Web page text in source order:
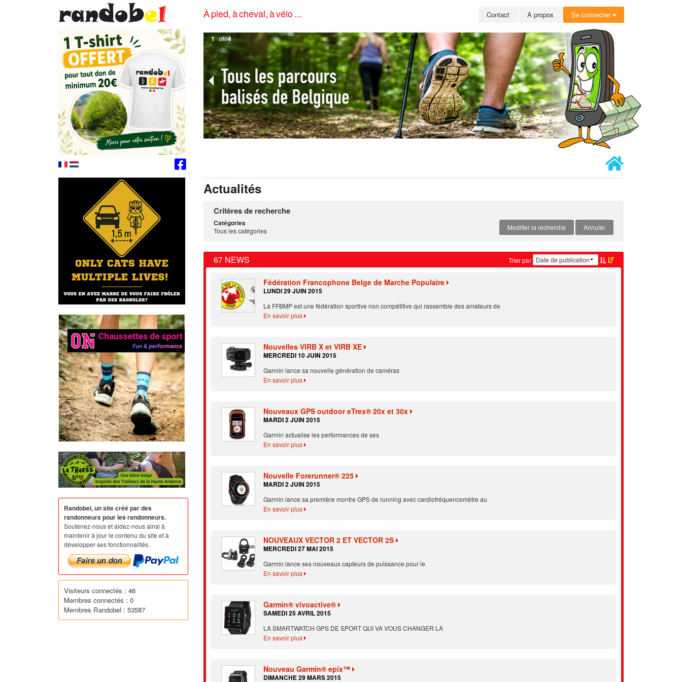
À pied, à cheval, à vélo ... Contact A propos Se connecter
1 of 4
Actualités
Critères de recherche
Catégories
Tous les catégories Modifier la recherche Annuler
Trier par
67 NEWS
Fédération Francophone Belge de Marche Populaire
LUNDI 29 JUIN 2015
La FFBMP est une fédération sportive non compétitive qui rassemble des amateurs de
En savoir plus
Nouvelles VIRB X et VIRB XE
MERCREDI 10 JUIN 2015
Garmin lance sa nouvelle génération de caméras
En savoir plus
Nouveaux GPS outdoor eTrex® 20x et 30x
MARDI 2 JUIN 2015
Garmin actualise les performances de ses
En savoir plus
Nouvelle Forerunner® 225
MARDI 2 JUIN 2015
Garmin lance sa première montre GPS de running avec cardiofréquencemètre au
En savoir plus
NOUVEAUX VECTOR 2 ET VECTOR 2S
MERCREDI 27 MAI 2015
Garmin lance ses nouveaux capteurs de puissance pour le
En savoir plus
Garmin® vivoactive®
SAMEDI 25 AVRIL 2015
LA SMARTWATCH GPS DE SPORT QUI VA VOUS CHANGER LA
En savoir plus
Nouveau Garmin® epix™
DIMANCHE 29 MARS 2015
Randobel, un site créé par des
randonneurs pour les randonneurs.
Soutenez-nous et aidez-nous ainsi à
maintenir à jour le contenu du site et à
développer ses fonctionnalités.
Visiteurs connectés : 46
Membres connectés : 0
Membres Randobel : 53587